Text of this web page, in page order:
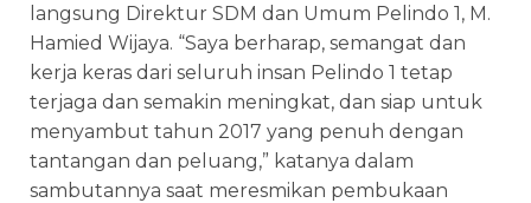
langsung Direktur SDM dan Umum Pelindo 1, M.
Hamied Wijaya. “Saya berharap, semangat dan
kerja keras dari seluruh insan Pelindo 1 tetap
terjaga dan semakin meningkat, dan siap untuk
menyambut tahun 2017 yang penuh dengan
tantangan dan peluang,” katanya dalam
sambutannya saat meresmikan pembukaan